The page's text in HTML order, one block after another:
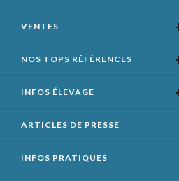
VENTES
NOS TOPS RÉFÉRENCES
INFOS ÉLEVAGE
ARTICLES DE PRESSE
INFOS PRATIQUES